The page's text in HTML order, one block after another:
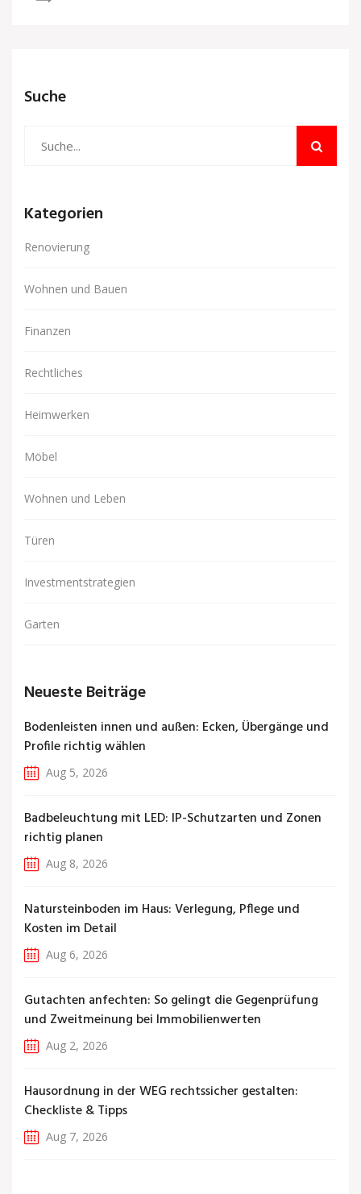
Suche
Kategorien
Renovierung
Wohnen und Bauen
Finanzen
Rechtliches
Heimwerken
Möbel
Wohnen und Leben
Türen
Investmentstrategien
Garten
Neueste Beiträge
Bodenleisten innen und außen: Ecken, Übergänge und
Profile richtig wählen
Aug 5, 2026
Badbeleuchtung mit LED: IP-Schutzarten und Zonen
richtig planen
Aug 8, 2026
Natursteinboden im Haus: Verlegung, Pflege und
Kosten im Detail
Aug 6, 2026
Gutachten anfechten: So gelingt die Gegenprüfung
und Zweitmeinung bei Immobilienwerten
Aug 2, 2026
Hausordnung in der WEG rechtssicher gestalten:
Checkliste & Tipps
Aug 7, 2026